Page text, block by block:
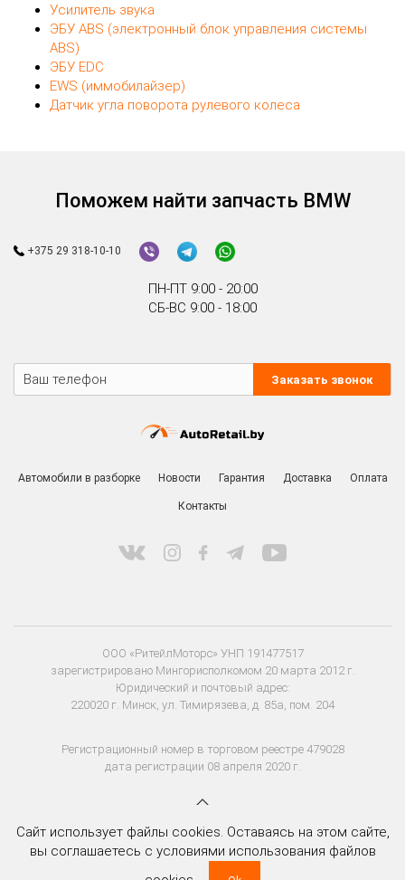
Усилитель звука
ЭБУ ABS (электронный блок управления системы
ABS)
ЭБУ EDC
EWS (иммобилайзер)
Датчик угла поворота рулевого колеса
Поможем найти запчасть BMW
+375 29 318-10-10
ПН-ПТ 9:00 - 20:00
СБ-ВС 9:00 - 18:00
Заказать звонок
Автомобили в разборке Новости Гарантия Доставка Оплата
Контакты
ООО «РитейлМоторс» УНП 191477517
зарегистрировано Мингорисполкомом 20 марта 2012 г.
Юридический и почтовый адрес:
220020 г. Минск, ул. Тимирязева, д. 85а, пом. 204
Регистрационный номер в торговом реестре 479028
дата регистрации 08 апреля 2020 г.
Сайт использует файлы cookies. Оставаясь на этом сайте,
вы соглашаетесь с условиями использования файлов